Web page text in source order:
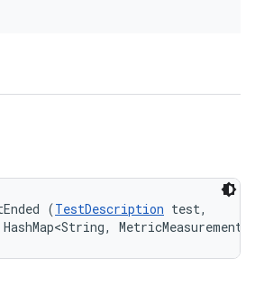
(TestDescription test,